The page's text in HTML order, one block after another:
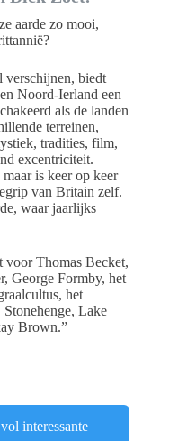
aarde zo mooi,
verschijnen, biedt
Noord-Ierland een
als de landen
terreinen,
tradities, film,
excentriciteit.
is keer op keer
van Britain zelf.
waar jaarlijks
voor Thomas Becket,
George Formby, het
het
Lake
Brown.”
interessante